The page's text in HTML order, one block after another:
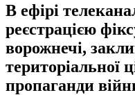
В ефірі
реєстрацією
ворожнечі,
територіальної
пропаганди